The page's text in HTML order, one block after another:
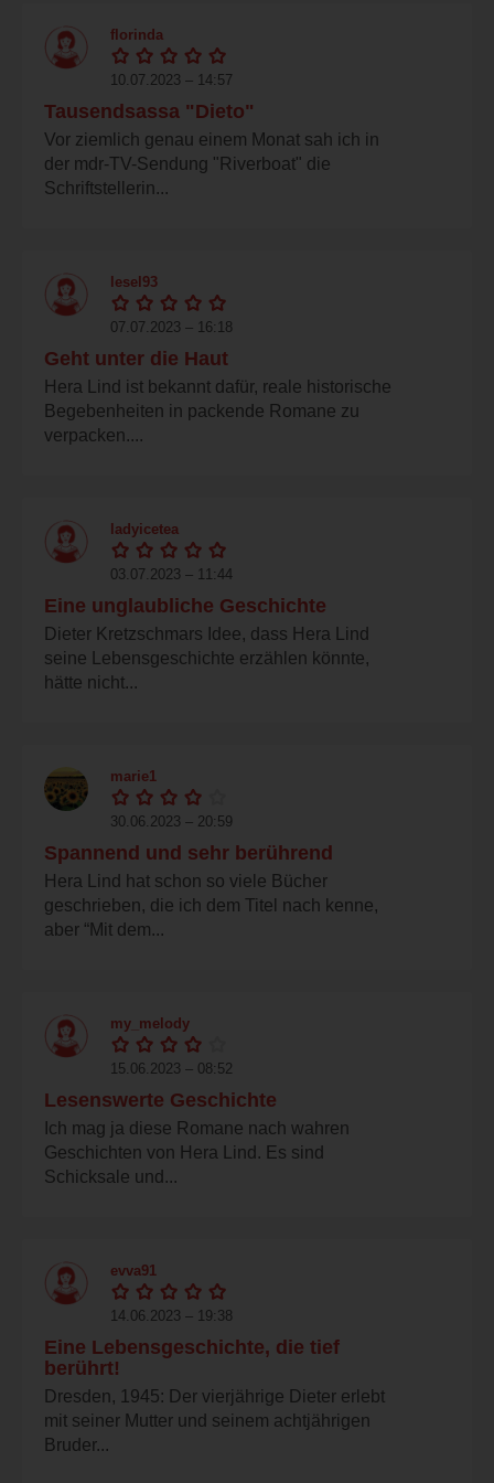
florinda
10.07.2023 – 14:57
Tausendsassa "Dieto"
Vor ziemlich genau einem Monat sah ich in
der mdr-TV-Sendung "Riverboat" die
Schriftstellerin...
lesel93
07.07.2023 – 16:18
Geht unter die Haut
Hera Lind ist bekannt dafür, reale historische
Begebenheiten in packende Romane zu
verpacken....
ladyicetea
03.07.2023 – 11:44
Eine unglaubliche Geschichte
Dieter Kretzschmars Idee, dass Hera Lind
seine Lebensgeschichte erzählen könnte,
hätte nicht...
marie1
30.06.2023 – 20:59
Spannend und sehr berührend
Hera Lind hat schon so viele Bücher
geschrieben, die ich dem Titel nach kenne,
aber “Mit dem...
my_melody
15.06.2023 – 08:52
Lesenswerte Geschichte
Ich mag ja diese Romane nach wahren
Geschichten von Hera Lind. Es sind
Schicksale und...
evva91
14.06.2023 – 19:38
Eine Lebensgeschichte, die tief
berührt!
Dresden, 1945: Der vierjährige Dieter erlebt
mit seiner Mutter und seinem achtjährigen
Bruder...